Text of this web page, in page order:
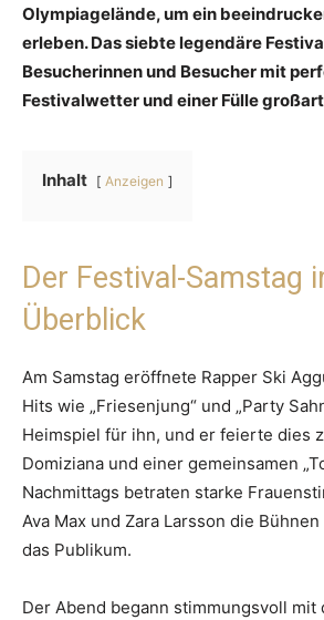
Olympiagelände, um ein
erleben. Das siebte legendäre
Besucherinnen und Besucher mit
Festivalwetter und einer Fülle
Inhalt Anzeigen
Der Festival-Samstag
Überblick
Am Samstag eröffnete Rapper Ski
Hits wie „Friesenjung“ und „Party
Heimspiel für ihn, und er feierte dies
Domiziana und einer gemeinsamen
Nachmittags betraten starke
Ava Max und Zara Larsson die
das Publikum.
Der Abend begann stimmungsvoll mit